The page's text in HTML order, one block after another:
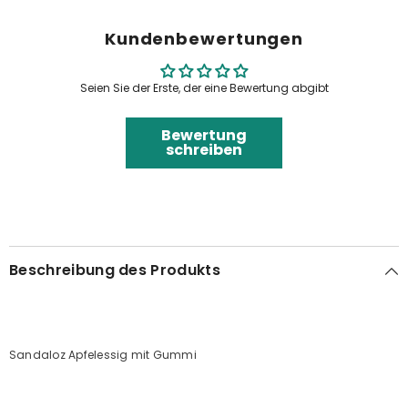
Kundenbewertungen
Seien Sie der Erste, der eine Bewertung abgibt
Bewertung
schreiben
Beschreibung des Produkts
Sandaloz Apfelessig mit Gummi